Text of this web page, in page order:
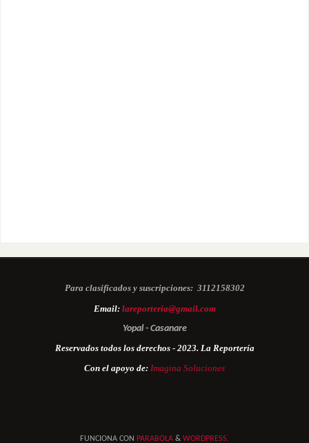
Para clasificados y suscripciones: 3112158302
Email: lareporteria@gmail.com
Yopal - Casanare
Reservados todos los derechos - 2023. La Reportería
Con el apoyo de: Imagina Soluciones
FUNCIONA CON PARABOLA & WORDPRESS.